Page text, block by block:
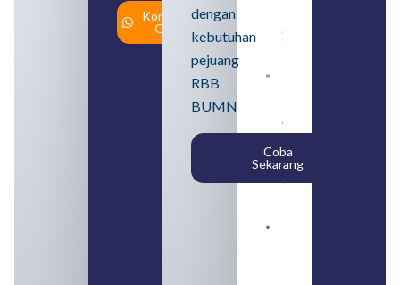
Konsultasi
Gratis
dengan
kebutuhan
pejuang
RBB
BUMN
Coba
Sekarang
August 5,
2026
yang
Tergabung
dalam
Himbara
August 4,
2026